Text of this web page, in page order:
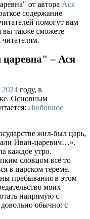
от автора Ася
содержание
помогут вам
вы также сможете
– Ася
2024 году, в
Основным
Любовное
жил-был царь,
Иван-царевич…».
каждое утро.
словцом всё то
в царском тереме.
пребывания в этом
моих
напрямую с
обычно: с